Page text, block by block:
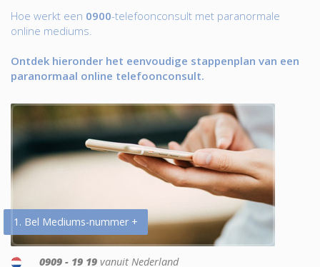
Hoe werkt een 0900-telefoonconsult met paranormale
online mediums.
Ontdek hieronder het eenvoudige stappenplan van een
paranormaal online telefoonconsult.
1. Bel Mediums-nummer +
0909 - 19 19 vanuit Nederland